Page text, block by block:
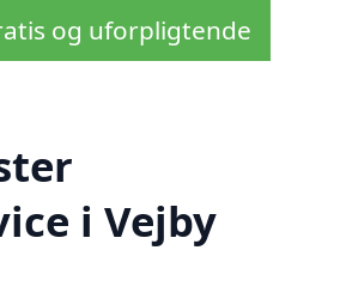
og uforpligtende
i Vejby